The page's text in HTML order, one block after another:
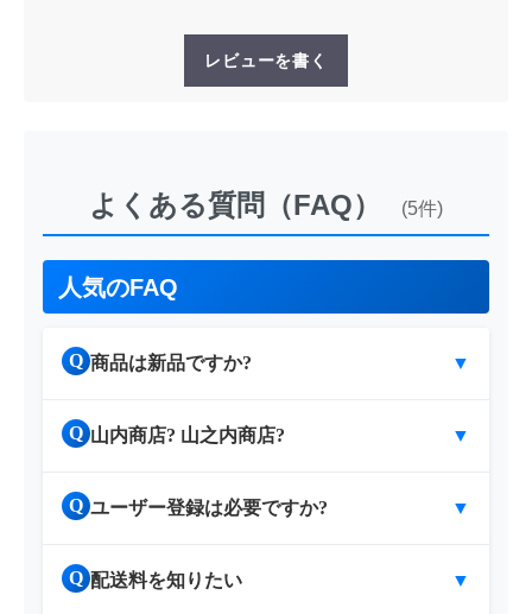
レビューを書く
よくある質問（FAQ） (5件)
人気のFAQ
Q 商品は新品ですか? ▼
Q 山内商店? 山之内商店? ▼
Q ユーザー登録は必要ですか? ▼
Q 配送料を知りたい ▼